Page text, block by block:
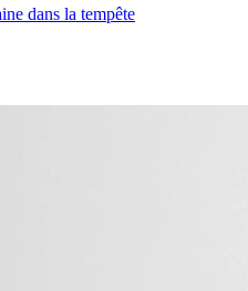
dans la tempête